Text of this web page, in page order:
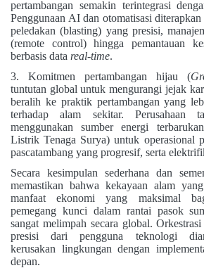
pertambangan semakin terintegrasi
Penggunaan AI dan otomatisasi
peledakan (blasting) yang presisi,
(remote control) hingga pemantauan
berbasis data real-time.
3. Komitmen pertambangan hijau (
tuntutan global untuk mengurangi jejak
beralih ke praktik pertambangan yang
terhadap alam sekitar. Perusahaan
menggunakan sumber energi
Listrik Tenaga Surya) untuk operasional
pascatambang yang progresif, serta
Secara kesimpulan sederhana dan
memastikan bahwa kekayaan alam
manfaat ekonomi yang maksimal
pemegang kunci dalam rantai pasok
sangat melimpah secara global.
presisi dari pengguna teknologi
kerusakan lingkungan dengan
depan.